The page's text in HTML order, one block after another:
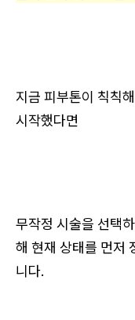
지금 피부톤이 칙칙
시작했다면
무작정 시술을 선택
해 현재 상태를 먼저
니다.